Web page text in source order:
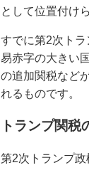
として位置付け
すでに第2次ト
易赤字の大きい
の追加関税など
れるものです。
トランプ関
第2次トランプ政